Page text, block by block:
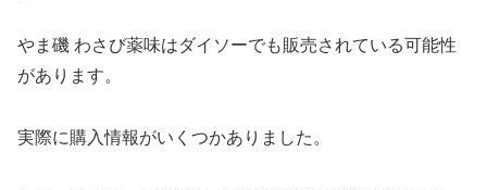
やま磯 わさび薬味はダイソーでも販売されている可能性
があります。
実際に購入情報がいくつかありました。